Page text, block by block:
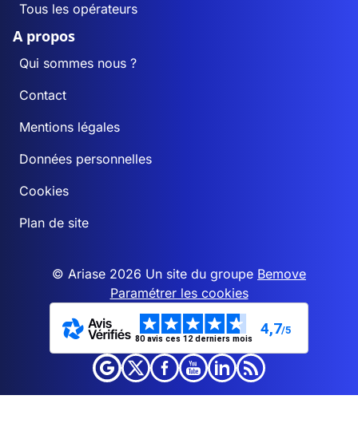
Tous les opérateurs
A propos
Qui sommes nous ?
Contact
Mentions légales
Données personnelles
Cookies
Plan de site
© Ariase 2026 Un site du groupe Bemove
Paramétrer les cookies
80 avis ces 12 derniers mois
4,7/5